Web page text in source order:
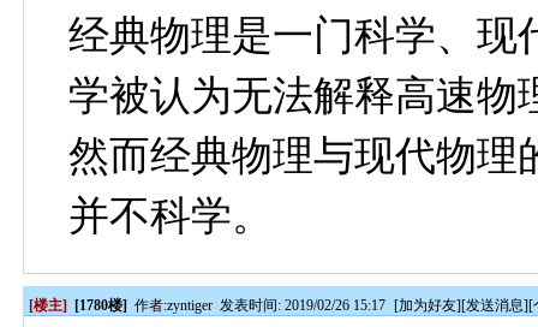
经典物理是一门科学、现
学被认为无法解释高速物
然而经典物理与现代物理
并不科学。
[楼主] [1780楼] 作者:zyntiger 发表时间: 2019/02/26 15:17 [加为好友][发送消息][